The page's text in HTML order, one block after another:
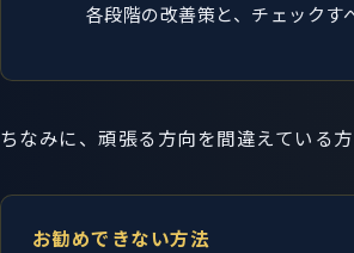
各段階の改善策と、チェック
ちなみに、頑張る方向を間違えている方
お勧めできない方法